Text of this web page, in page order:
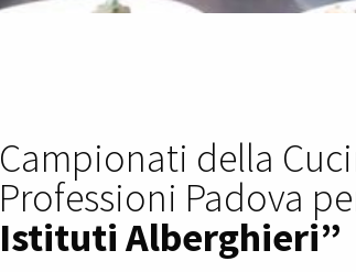
Campionati della
Professioni Padova
Istituti Alberghieri”